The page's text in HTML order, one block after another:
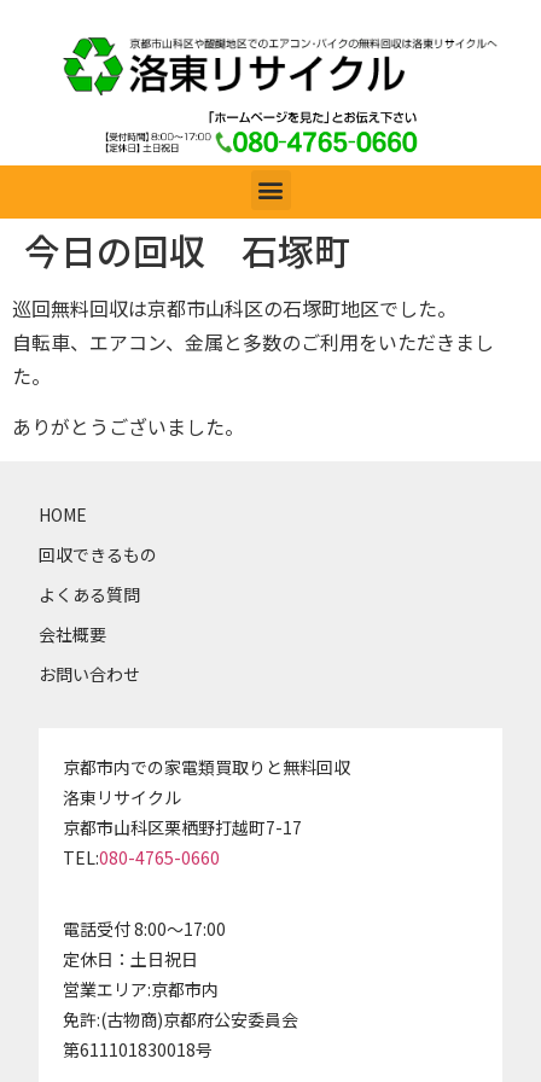
今日の回収 石塚町
巡回無料回収は京都市山科区の石塚町地区でした。
自転車、エアコン、金属と多数のご利用をいただきまし
た。
ありがとうございました。
HOME
回収できるもの
よくある質問
会社概要
お問い合わせ
京都市内での家電類買取りと無料回収
洛東リサイクル
京都市山科区栗栖野打越町7-17
TEL:080-4765-0660
電話受付 8:00～17:00
定休日：土日祝日
営業エリア:京都市内
免許:(古物商)京都府公安委員会
第611101830018号